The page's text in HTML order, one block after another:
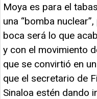
Moya es para el
una “bomba
boca será lo que
y con el movimiento
que se convirtió en
que el secretario de
Sinaloa estén dando